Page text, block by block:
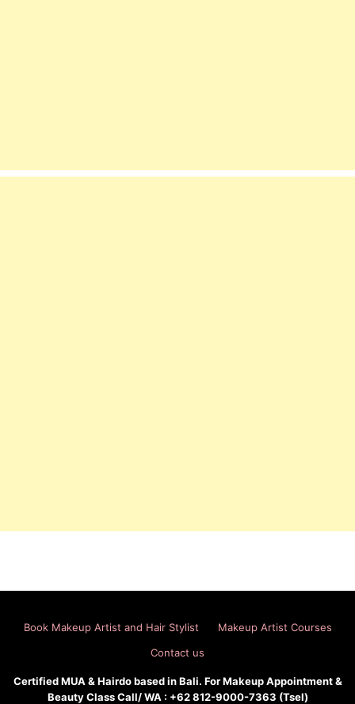
Book Makeup Artist and Hair Stylist
Makeup Artist Courses
Contact us
Certified MUA & Hairdo based in Bali. For Makeup Appointment &
Beauty Class Call/ WA : +62 812-9000-7363 (Tsel)